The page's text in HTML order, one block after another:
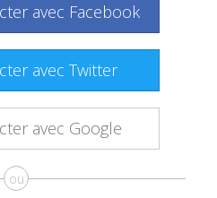
avec Facebook
avec Twitter
avec Google
ou